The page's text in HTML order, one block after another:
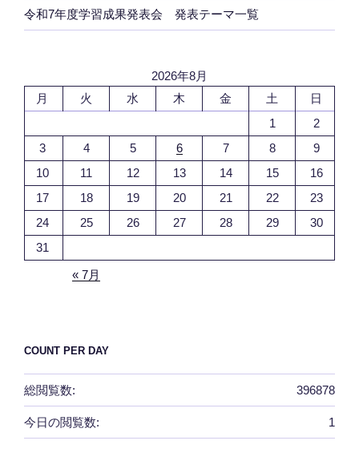
令和7年度学習成果発表会 発表テーマ一覧
2026年8月
月
火 水 木 金 土
日
1
2
3
4 5 6 7 8
9
10
11 12 13 14 15
16
17
18 19 20 21 22
23
24
25 26 27 28 29
30
31
« 7月
COUNT PER DAY
396878
総閲覧数:
1
今日の閲覧数: